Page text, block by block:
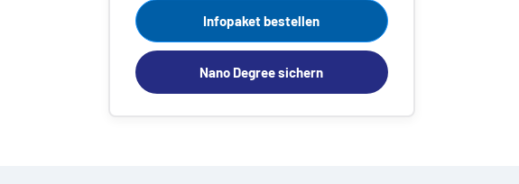
Infopaket bestellen
Nano Degree sichern